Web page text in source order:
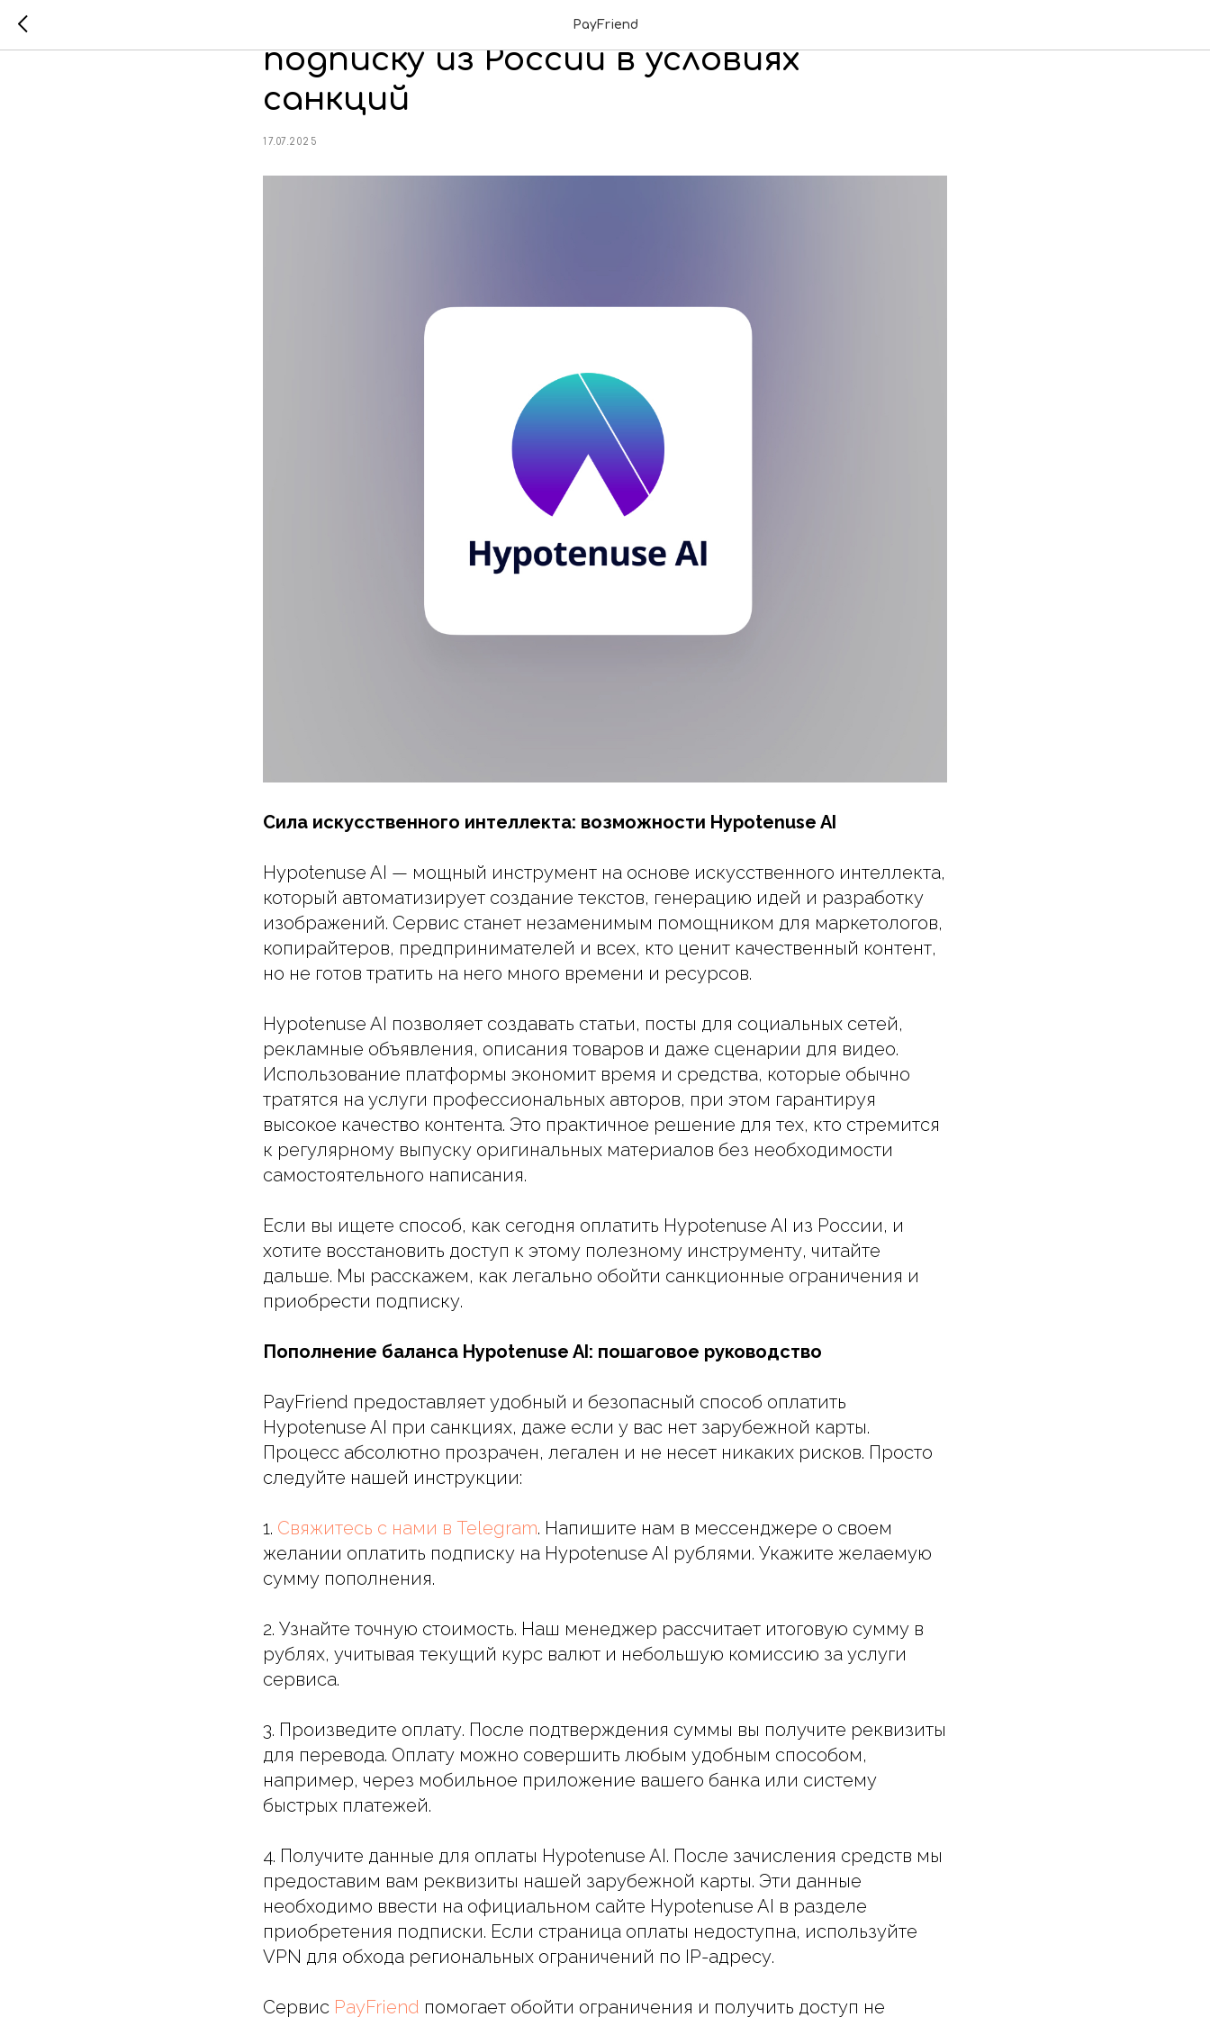
PayFriend
Hypotenuse AI: как оплатить
подписку из России в условиях
санкций
17.07.2025
Сила искусственного интеллекта: возможности Hypotenuse AI
Hypotenuse AI — мощный инструмент на основе искусственного интеллекта,
который автоматизирует создание текстов, генерацию идей и разработку
изображений. Сервис станет незаменимым помощником для маркетологов,
копирайтеров, предпринимателей и всех, кто ценит качественный контент,
но не готов тратить на него много времени и ресурсов.
Hypotenuse AI позволяет создавать статьи, посты для социальных сетей,
рекламные объявления, описания товаров и даже сценарии для видео.
Использование платформы экономит время и средства, которые обычно
тратятся на услуги профессиональных авторов, при этом гарантируя
высокое качество контента. Это практичное решение для тех, кто стремится
к регулярному выпуску оригинальных материалов без необходимости
самостоятельного написания.
Если вы ищете способ, как сегодня оплатить Hypotenuse AI из России, и
хотите восстановить доступ к этому полезному инструменту, читайте
дальше. Мы расскажем, как легально обойти санкционные ограничения и
приобрести подписку.
Пополнение баланса Hypotenuse AI: пошаговое руководство
PayFriend предоставляет удобный и безопасный способ оплатить
Hypotenuse AI при санкциях, даже если у вас нет зарубежной карты.
Процесс абсолютно прозрачен, легален и не несет никаких рисков. Просто
следуйте нашей инструкции:
1. Свяжитесь с нами в Telegram. Напишите нам в мессенджере о своем
желании оплатить подписку на Hypotenuse AI рублями. Укажите желаемую
сумму пополнения.
2. Узнайте точную стоимость. Наш менеджер рассчитает итоговую сумму в
рублях, учитывая текущий курс валют и небольшую комиссию за услуги
сервиса.
3. Произведите оплату. После подтверждения суммы вы получите реквизиты
для перевода. Оплату можно совершить любым удобным способом,
например, через мобильное приложение вашего банка или систему
быстрых платежей.
4. Получите данные для оплаты Hypotenuse AI. После зачисления средств мы
предоставим вам реквизиты нашей зарубежной карты. Эти данные
необходимо ввести на официальном сайте Hypotenuse AI в разделе
приобретения подписки. Если страница оплаты недоступна, используйте
VPN для обхода региональных ограничений по IP-адресу.
Сервис PayFriend помогает обойти ограничения и получить доступ не